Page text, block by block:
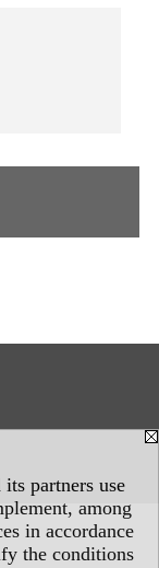
partners use
among
in accordance
the conditions